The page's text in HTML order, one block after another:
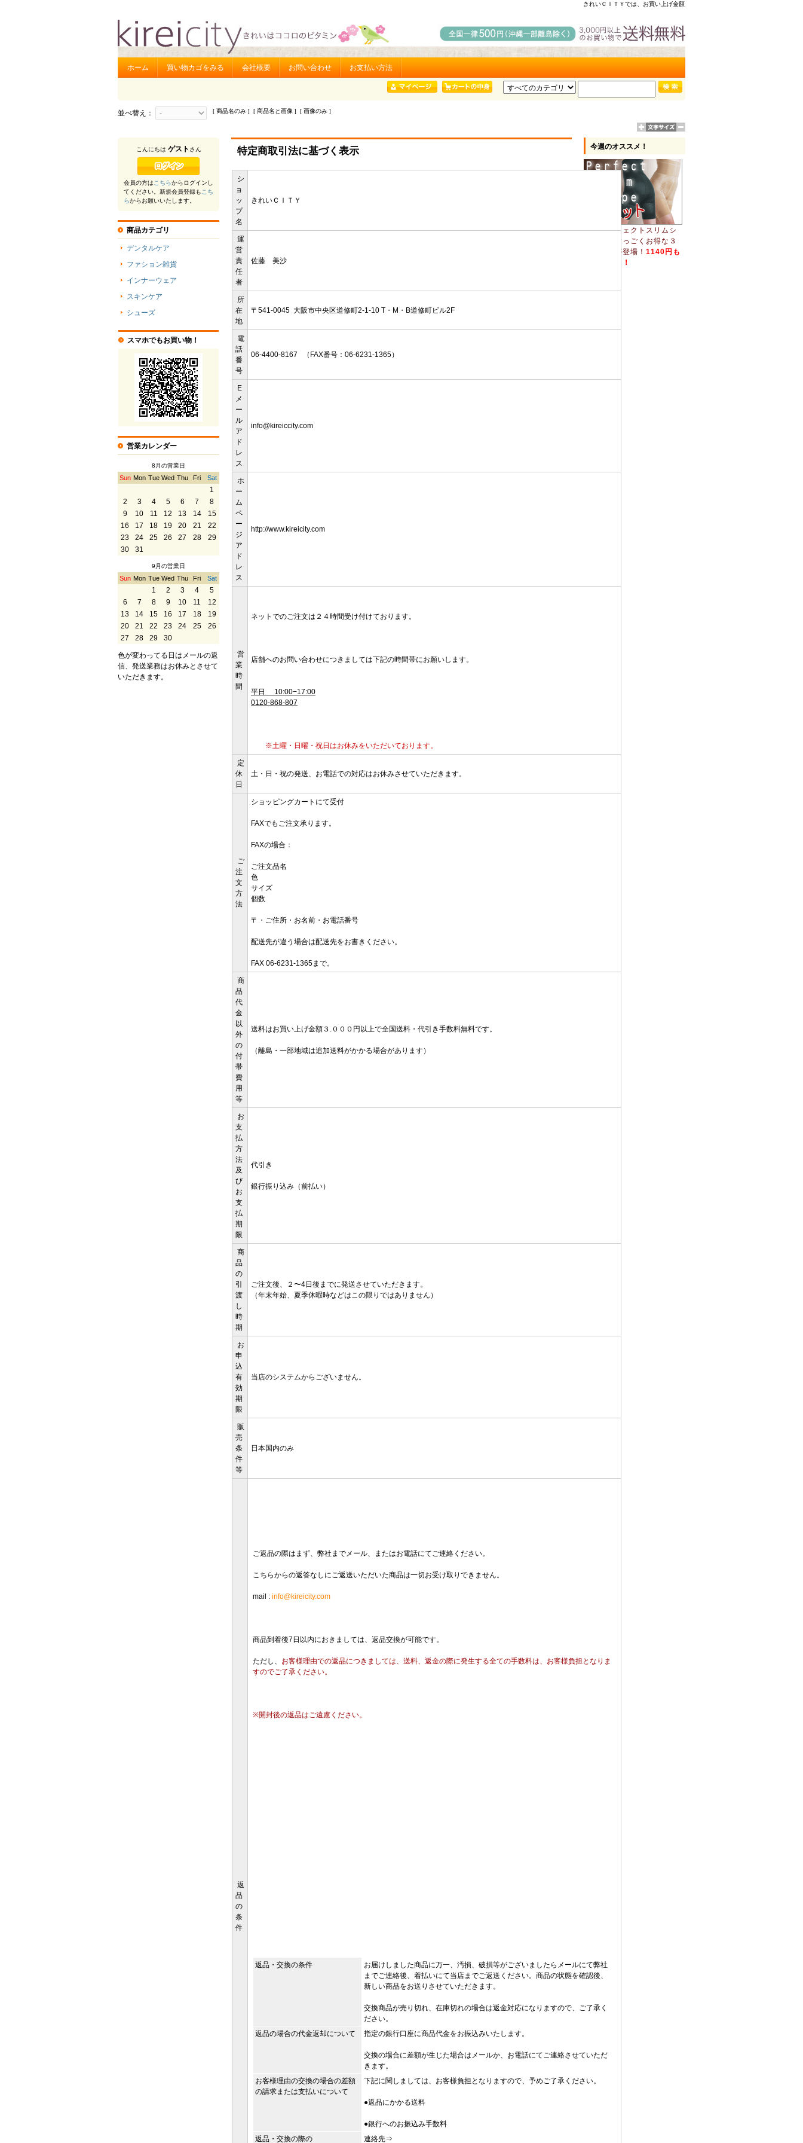
きれいＣＩＴＹでは、お買い上げ金額が３０００円以上（税込）で送料・代引き手
ホーム 買い物カゴをみる 会社概要 お問い合わせ お支払い方法
並べ替え： [ 商品名のみ ] [ 商品名と画像 ] [ 画像のみ ]
特定商取引法に基づく表示
シ
ョ
ッ
プ
名
きれいＣＩＴＹ
運
営
責
任
者
佐藤 美沙
所
在
地
〒541-0045 大阪市中央区道修町2-1-10 T・M・B道修町ビル2F
電
話
番
号
06-4400-8167 （FAX番号：06-6231-1365）
E
メ
ー
ル
ア
ド
レ
ス
info@kireiccity.com
ホ
ー
ム
ペ
ー
ジ
ア
ド
レ
ス
http://www.kireicity.com
営
業
時
間
ネットでのご注文は２４時間受け付けております。
店舗へのお問い合わせにつきましては下記の時間帯にお願いします。
平日 10:00−17:00
0120-868-807
※土曜・日曜・祝日はお休みをいただいております。
定
休
日
土・日・祝の発送、お電話での対応はお休みさせていただきます。
ご
注
文
方
法
ショッピングカートにて受付
FAXでもご注文承ります。
FAXの場合：
ご注文品名
色
サイズ
個数
〒・ご住所・お名前・お電話番号
配送先が違う場合は配送先をお書きください。
FAX 06-6231-1365まで。
商
品
代
金
以
外
の
付
帯
費
用
等
送料はお買い上げ金額３.０００円以上で全国送料・代引き手数料無料です。
（離島・一部地域は追加送料がかかる場合があります）
お
支
払
方
法
及
び
お
支
払
期
限
代引き
銀行振り込み（前払い）
商
品
の
引
渡
し
時
期
ご注文後、２〜4日後までに発送させていただきます。
（年末年始、夏季休暇時などはこの限りではありません）
お
申
込
有
効
期
限
当店のシステムからございません。
販
売
条
件
等
日本国内のみ
返
品
の
条
件
ご返品の際はまず、弊社までメール、またはお電話にてご連絡ください。
こちらからの返答なしにご返送いただいた商品は一切お受け取りできません。
mail : info@kireicity.com
商品到着後7日以内におきましては、返品交換が可能です。
ただし、 お客様理由での返品につきましては、送料、返金の際に発生する全ての手数料は、お客様負担となりま
すのでご了承ください。
※開封後の返品はご遠慮ください。
返品・交換の条件
お届けしました商品に万一、汚損、破損等がございましたらメールにて弊社
までご連絡後、着払いにて当店までご返送ください。商品の状態を確認後、
新しい商品をお送りさせていただきます。
交換商品が売り切れ、在庫切れの場合は返金対応になりますので、ご了承く
ださい。
返品の場合の代金返却について
指定の銀行口座に商品代金をお振込みいたします。
交換の場合に差額が生じた場合はメールか、お電話にてご連絡させていただ
きます。
お客様理由の交換の場合の差額
の請求または支払いについて
下記に関しましては、お客様負担となりますので、予めご了承ください。
●返品にかかる送料
●銀行へのお振込み手数料
返品・交換の際の
連絡先⇒
こんにちは ゲスト さん
会員の方はこちらからログインし
てください。新規会員登録もこち
らからお願いいたします。
商品カテゴリ
デンタルケア
ファション雑貨
インナーウェア
スキンケア
シューズ
スマホでもお買い物！
営業カレンダー
8月の営業日
Sun Mon Tue Wed Thu Fri Sat
1
2
3 4 5 6 7
8
9
10 11 12 13 14
15
16
17 18 19 20 21
22
23
24 25 26 27 28
29
30
31
9月の営業日
Sun Mon Tue Wed Thu Fri Sat
1 2 3 4
5
6
7 8 9 10 11
12
13
14 15 16 17 18
19
20
21 22 23 24 25
26
27
28 29 30
色が変わってる日はメールの返
信、発送業務はお休みとさせて
いただきます。
今週のオススメ！
あのパーフェクトスリムシ
ェイプにすっごくお得な３
枚セットが登場！ 1140円も
お得っ！！！